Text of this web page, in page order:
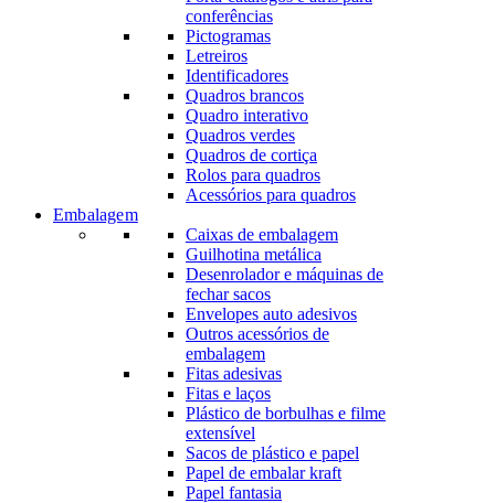
conferências
Pictogramas
Letreiros
Identificadores
Quadros brancos
Quadro interativo
Quadros verdes
Quadros de cortiça
Rolos para quadros
Acessórios para quadros
Embalagem
Caixas de embalagem
Guilhotina metálica
Desenrolador e máquinas de
fechar sacos
Envelopes auto adesivos
Outros acessórios de
embalagem
Fitas adesivas
Fitas e laços
Plástico de borbulhas e filme
extensível
Sacos de plástico e papel
Papel de embalar kraft
Papel fantasia